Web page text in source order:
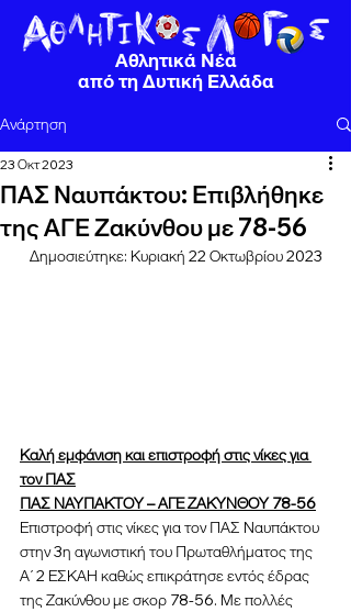
Αθλητικά Νέα
από τη Δυτική Ελλάδα
Ανάρτηση
ΠΑΣ Ναυπάκτου: Επιβλήθηκε
της ΑΓΕ Ζακύνθου με 78-56
23 Οκτ 2023
Δημοσιεύτηκε: Κυριακή 22 Οκτωβρίου 2023
Καλή εμφάνιση και επιστροφή στις νίκες για
τον ΠΑΣ
ΠΑΣ ΝΑΥΠΑΚΤΟΥ – ΑΓΕ ΖΑΚΥΝΘΟΥ 78-56
Επιστροφή στις νίκες για τον ΠΑΣ Ναυπάκτου
στην 3η αγωνιστική του Πρωταθλήματος της
Α΄ 2 ΕΣΚΑΗ καθώς επικράτησε εντός έδρας
της Ζακύνθου με σκορ 78-56. Με πολλές